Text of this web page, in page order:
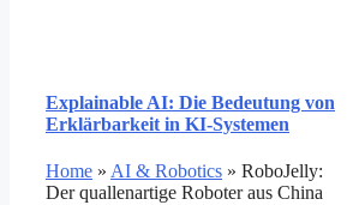
Explainable AI: Die Bedeutung von
Erklärbarkeit in KI-Systemen
Home » AI & Robotics » RoboJelly:
Der quallenartige Roboter aus China